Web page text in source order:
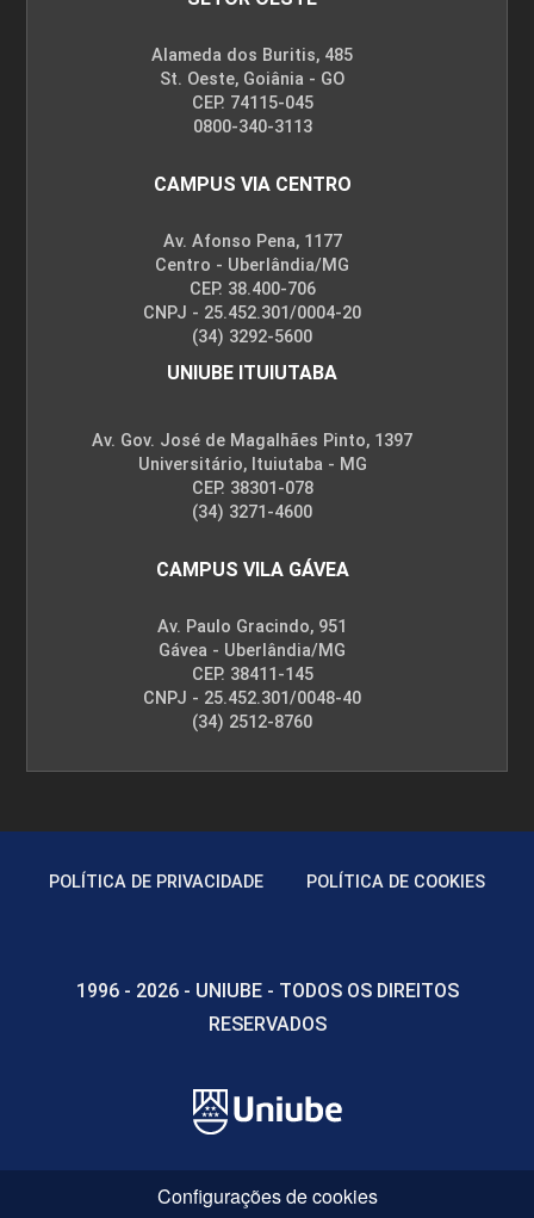
Alameda dos Buritis, 485
St. Oeste, Goiânia - GO
CEP. 74115-045
0800-340-3113
CAMPUS VIA CENTRO
Av. Afonso Pena, 1177
Centro - Uberlândia/MG
CEP. 38.400-706
CNPJ - 25.452.301/0004-20
(34) 3292-5600
UNIUBE ITUIUTABA
Av. Gov. José de Magalhães Pinto, 1397
Universitário, Ituiutaba - MG
CEP. 38301-078
(34) 3271-4600
CAMPUS VILA GÁVEA
Av. Paulo Gracindo, 951
Gávea - Uberlândia/MG
CEP. 38411-145
CNPJ - 25.452.301/0048-40
(34) 2512-8760
POLÍTICA DE PRIVACIDADE POLÍTICA DE COOKIES
1996 - 2026 - UNIUBE - TODOS OS DIREITOS
RESERVADOS
Configurações de cookies